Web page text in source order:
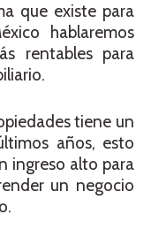
que existe para
hablaremos
rentables para
tiene un
años, esto
ingreso alto para
un negocio